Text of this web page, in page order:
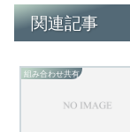
関連記事
組み合わせ共有